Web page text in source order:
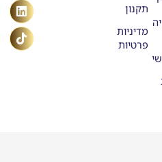
תקנון
פרטיות
m